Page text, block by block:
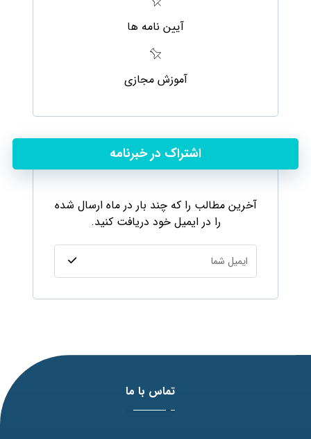
آیین نامه ها
آموزش مجازی
اشتراک در خبرنامه
آخرین مطالب را که چند بار در ماه ارسال شده
را در ایمیل خود دریافت کنید.
تماس با ما